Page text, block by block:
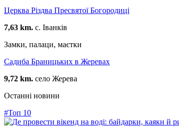
Церква Різдва Пресвятої Богородиці
7,63 km. с. Іванків
Замки, палаци, маєтки
Садиба Браницьких в Жеревах
9,72 km. село Жерева
Останні новини
#Топ 10